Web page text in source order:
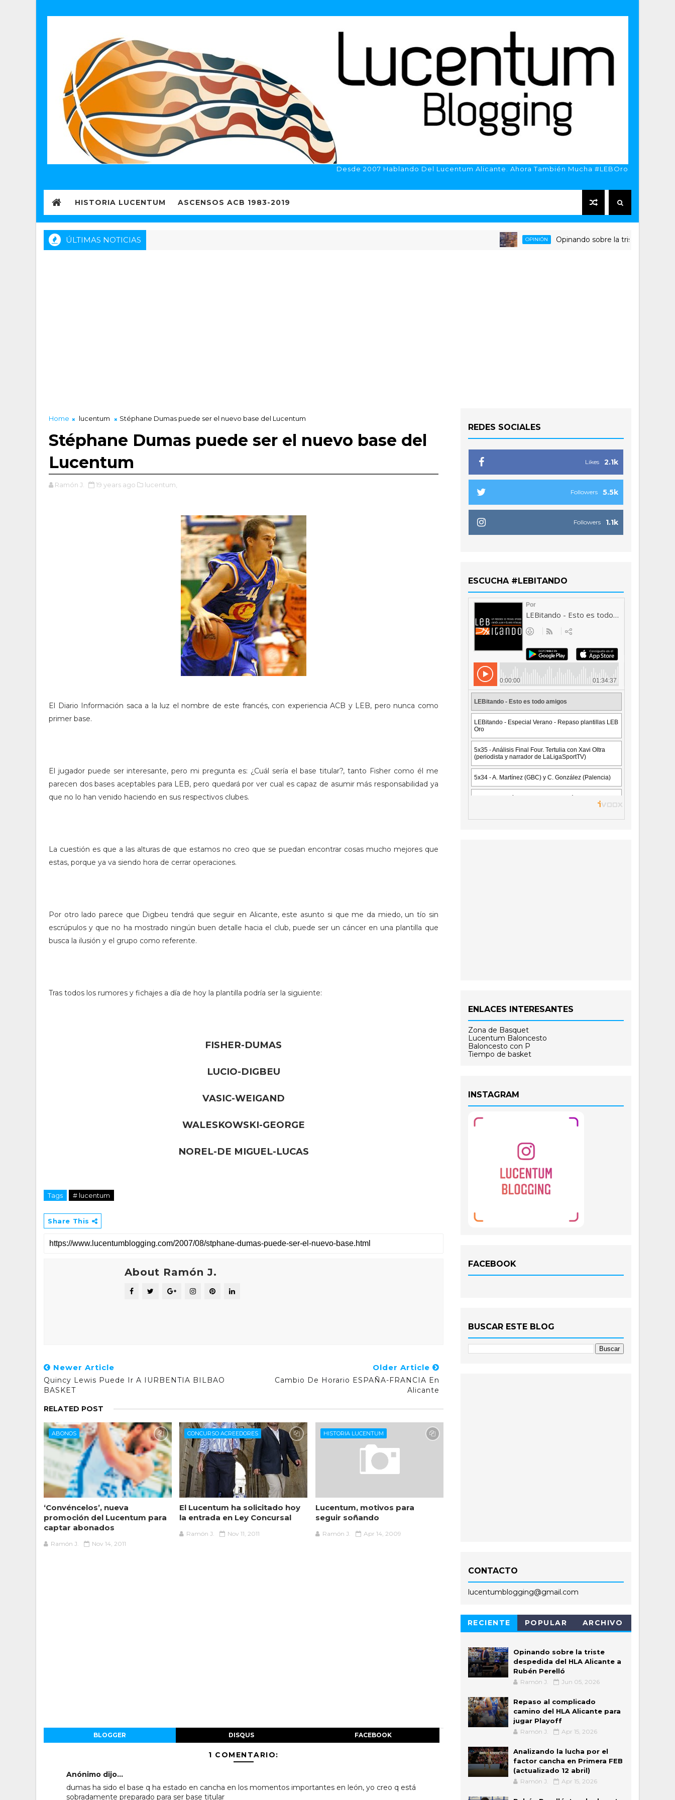
Desde 2007 Hablando Del Lucentum Alicante. Ahora También Mucha #LEBOro
HISTORIA LUCENTUM ASCENSOS ACB 1983-2019
ÚLTIMAS NOTICIAS OPINIÓN Opinando sobre la triste despedida del
Home lucentum Stéphane Dumas puede ser el nuevo base del Lucentum
Stéphane Dumas puede ser el nuevo base del
Lucentum
Ramón J. 19 years ago lucentum,
El Diario Información saca a la luz el nombre de este francés, con experiencia ACB y LEB, pero nunca como
primer base.
El jugador puede ser interesante, pero mi pregunta es: ¿Cuál sería el base titular?, tanto Fisher como él me
parecen dos bases aceptables para LEB, pero quedará por ver cual es capaz de asumir más responsabilidad ya
que no lo han venido haciendo en sus respectivos clubes.
La cuestión es que a las alturas de que estamos no creo que se puedan encontrar cosas mucho mejores que
estas, porque ya va siendo hora de cerrar operaciones.
Por otro lado parece que Digbeu tendrá que seguir en Alicante, este asunto si que me da miedo, un tío sin
escrúpulos y que no ha mostrado ningún buen detalle hacia el club, puede ser un cáncer en una plantilla que
busca la ilusión y el grupo como referente.
Tras todos los rumores y fichajes a día de hoy la plantilla podría ser la siguiente:
FISHER-DUMAS
LUCIO-DIGBEU
VASIC-WEIGAND
WALESKOWSKI-GEORGE
NOREL-DE MIGUEL-LUCAS
Tags # lucentum
Share This
About Ramón J.
Newer Article
Quincy Lewis Puede Ir A IURBENTIA BILBAO
BASKET
Older Article
Cambio De Horario ESPAÑA-FRANCIA En
Alicante
RELATED POST
ABONOS
‘Convéncelos’, nueva
promoción del Lucentum para
captar abonados
Ramón J. Nov 14, 2011
CONCURSO ACREEDORES
El Lucentum ha solicitado hoy
la entrada en Ley Concursal
Ramón J. Nov 11, 2011
HISTORIA LUCENTUM
Lucentum, motivos para
seguir soñando
Ramón J. Apr 14, 2009
BLOGGER DISQUS FACEBOOK
1 COMENTARIO:
Anónimo dijo...
dumas ha sido el base q ha estado en cancha en los momentos importantes en león, yo creo q está
sobradamente preparado para ser base titular
REDES SOCIALES
2.1k
Likes
5.5k
Followers
1.1k
Followers
ESCUCHA #LEBITANDO
ENLACES INTERESANTES
Zona de Basquet
Lucentum Baloncesto
Baloncesto con P
Tiempo de basket
INSTAGRAM
FACEBOOK
BUSCAR ESTE BLOG
CONTACTO
lucentumblogging@gmail.com
RECIENTE POPULAR ARCHIVO
Opinando sobre la triste
despedida del HLA Alicante a
Rubén Perelló
Ramón J. Jun 05, 2026
Repaso al complicado
camino del HLA Alicante para
jugar Playoff
Ramón J. Apr 15, 2026
Analizando la lucha por el
factor cancha en Primera FEB
(actualizado 12 abril)
Ramón J. Apr 15, 2026